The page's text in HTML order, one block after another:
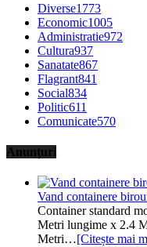
Diverse1773
Economic1005
Administratie972
Cultura937
Sanatate867
Flagrant841
Social834
Politic611
Comunicate570
Anunțuri
Vand containere
Container standard
Metri lungime x 2.4
Metri…[Citește mai